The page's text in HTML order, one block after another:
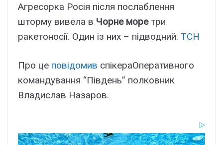
Агресорка Росія після послаблення
шторму вивела в Чорне моретри
ракетоносії. Один із них – підводний. ТСН
Про це повідомив спікераОперативного
командування “Південь” полковник
Владислав Назаров.